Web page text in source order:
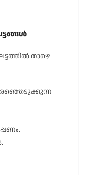
താഴെ